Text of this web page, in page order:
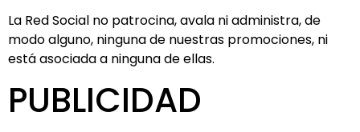
La Red Social no patrocina, avala ni administra, de
modo alguno, ninguna de nuestras promociones, ni
está asociada a ninguna de ellas.
PUBLICIDAD